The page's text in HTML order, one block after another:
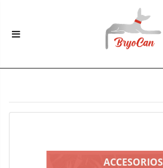
ACCESORIOS